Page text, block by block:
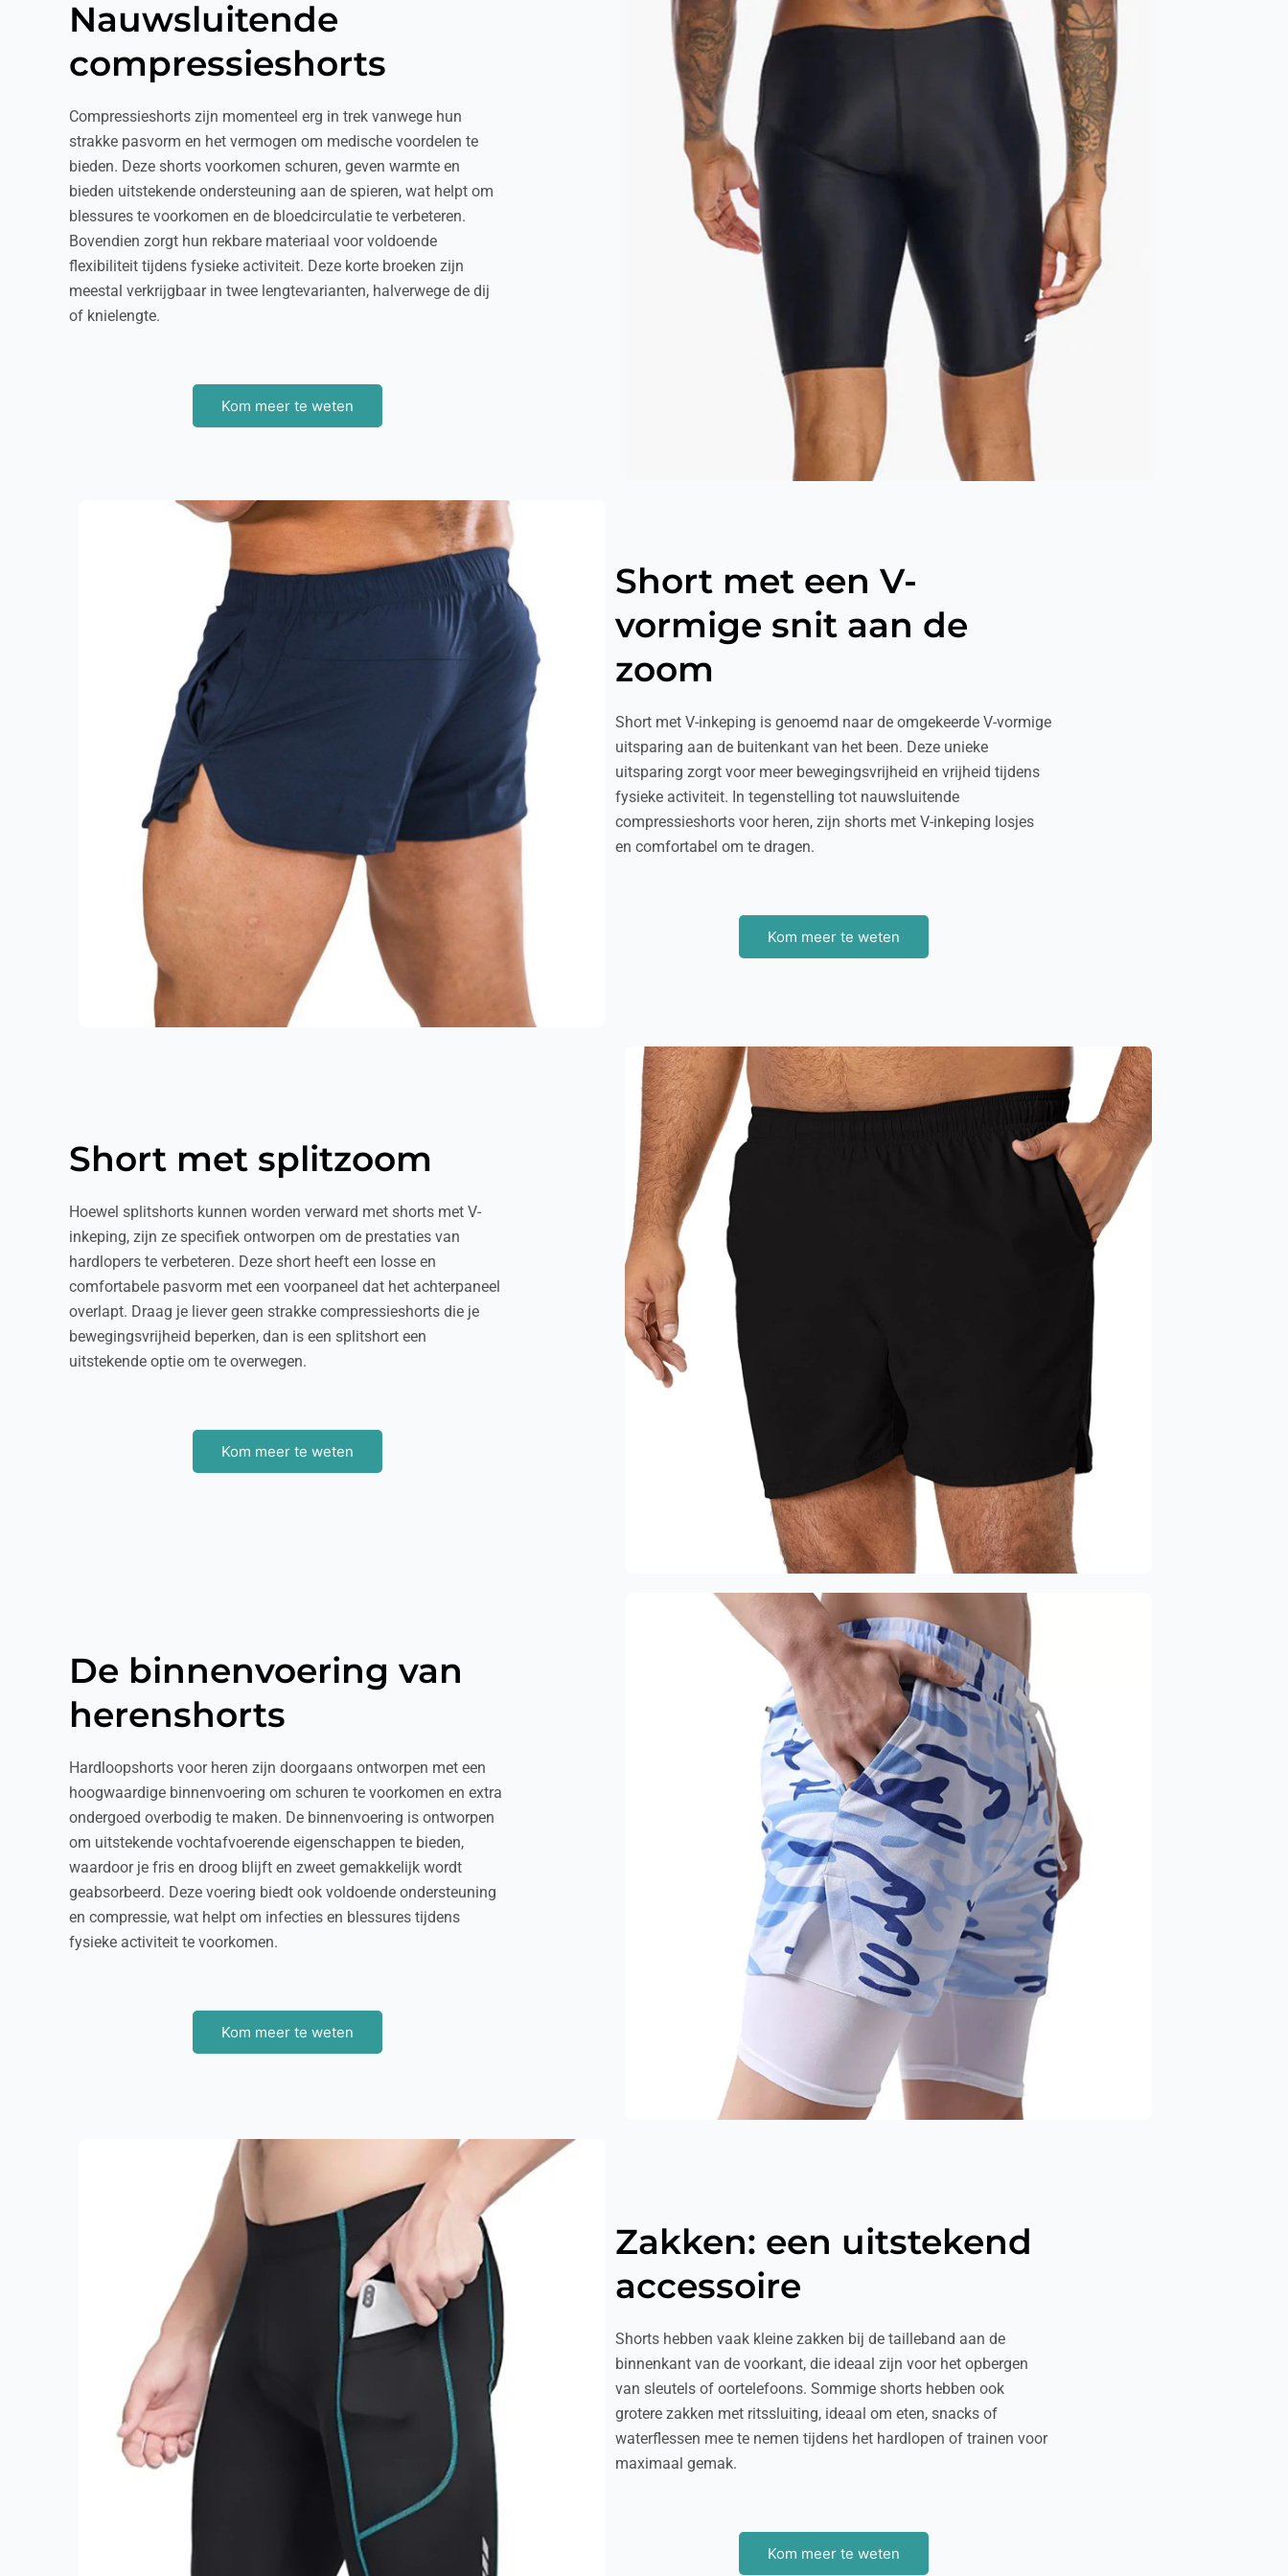
Nauwsluitende
compressieshorts
Compressieshorts zijn momenteel erg in trek vanwege hun
strakke pasvorm en het vermogen om medische voordelen te
bieden. Deze shorts voorkomen schuren, geven warmte en
bieden uitstekende ondersteuning aan de spieren, wat helpt om
blessures te voorkomen en de bloedcirculatie te verbeteren.
Bovendien zorgt hun rekbare materiaal voor voldoende
flexibiliteit tijdens fysieke activiteit. Deze korte broeken zijn
meestal verkrijgbaar in twee lengtevarianten, halverwege de dij
of knielengte.
Kom meer te weten
Short met een V-
vormige snit aan de
zoom
Short met V-inkeping is genoemd naar de omgekeerde V-vormige
uitsparing aan de buitenkant van het been. Deze unieke
uitsparing zorgt voor meer bewegingsvrijheid en vrijheid tijdens
fysieke activiteit. In tegenstelling tot nauwsluitende
compressieshorts voor heren, zijn shorts met V-inkeping losjes
en comfortabel om te dragen.
Kom meer te weten
Short met splitzoom
Hoewel splitshorts kunnen worden verward met shorts met V-
inkeping, zijn ze specifiek ontworpen om de prestaties van
hardlopers te verbeteren. Deze short heeft een losse en
comfortabele pasvorm met een voorpaneel dat het achterpaneel
overlapt. Draag je liever geen strakke compressieshorts die je
bewegingsvrijheid beperken, dan is een splitshort een
uitstekende optie om te overwegen.
Kom meer te weten
De binnenvoering van
herenshorts
Hardloopshorts voor heren zijn doorgaans ontworpen met een
hoogwaardige binnenvoering om schuren te voorkomen en extra
ondergoed overbodig te maken. De binnenvoering is ontworpen
om uitstekende vochtafvoerende eigenschappen te bieden,
waardoor je fris en droog blijft en zweet gemakkelijk wordt
geabsorbeerd. Deze voering biedt ook voldoende ondersteuning
en compressie, wat helpt om infecties en blessures tijdens
fysieke activiteit te voorkomen.
Kom meer te weten
Zakken: een uitstekend
accessoire
Shorts hebben vaak kleine zakken bij de tailleband aan de
binnenkant van de voorkant, die ideaal zijn voor het opbergen
van sleutels of oortelefoons. Sommige shorts hebben ook
grotere zakken met ritssluiting, ideaal om eten, snacks of
waterflessen mee te nemen tijdens het hardlopen of trainen voor
maximaal gemak.
Kom meer te weten